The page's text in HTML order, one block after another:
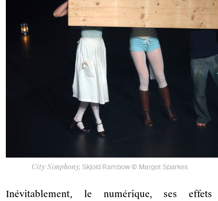
City Simphony, Skjold Rambow © Margot Sparkes
Inévitablement, le numérique, ses effets